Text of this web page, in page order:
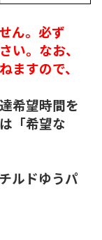
ん。必ず
い。なお、
ますので、
希望時間を
「希望な
ルドゆうパ